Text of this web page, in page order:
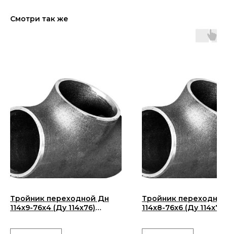
Смотри так же
Тройник переходной Дн
114x9-76x4 (Ду 114x76)
Тройник
114x8-76x6 (Ду 114x76)